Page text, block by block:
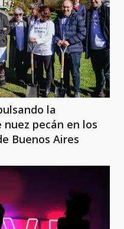
la
pecán en los
Buenos Aires